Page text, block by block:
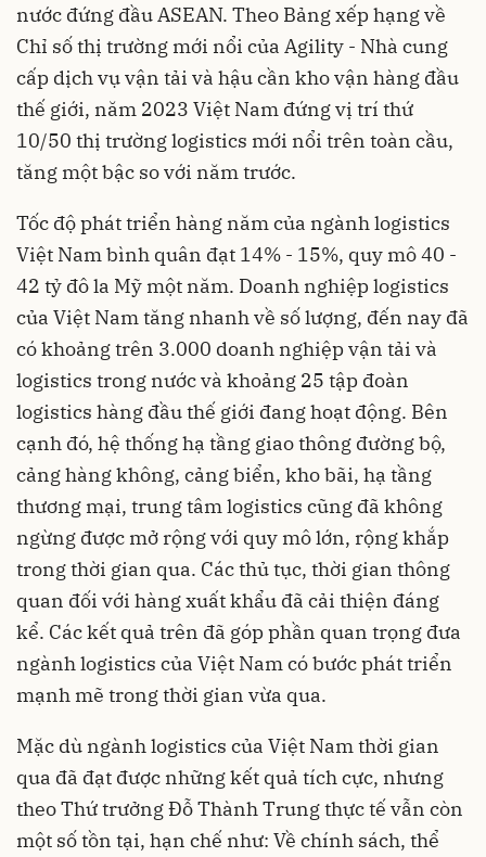
nước đứng đầu ASEAN. Theo Bảng xếp hạng về
Chỉ số thị trường mới nổi của Agility - Nhà cung
cấp dịch vụ vận tải và hậu cần kho vận hàng đầu
thế giới, năm 2023 Việt Nam đứng vị trí thứ
10/50 thị trường logistics mới nổi trên toàn cầu,
tăng một bậc so với năm trước.
Tốc độ phát triển hàng năm của ngành logistics
Việt Nam bình quân đạt 14% - 15%, quy mô 40 -
42 tỷ đô la Mỹ một năm. Doanh nghiệp logistics
của Việt Nam tăng nhanh về số lượng, đến nay đã
có khoảng trên 3.000 doanh nghiệp vận tải và
logistics trong nước và khoảng 25 tập đoàn
logistics hàng đầu thế giới đang hoạt động. Bên
cạnh đó, hệ thống hạ tầng giao thông đường bộ,
cảng hàng không, cảng biển, kho bãi, hạ tầng
thương mại, trung tâm logistics cũng đã không
ngừng được mở rộng với quy mô lớn, rộng khắp
trong thời gian qua. Các thủ tục, thời gian thông
quan đối với hàng xuất khẩu đã cải thiện đáng
kể. Các kết quả trên đã góp phần quan trọng đưa
ngành logistics của Việt Nam có bước phát triển
mạnh mẽ trong thời gian vừa qua.
Mặc dù ngành logistics của Việt Nam thời gian
qua đã đạt được những kết quả tích cực, nhưng
theo Thứ trưởng Đỗ Thành Trung thực tế vẫn còn
một số tồn tại, hạn chế như: Về chính sách, thể